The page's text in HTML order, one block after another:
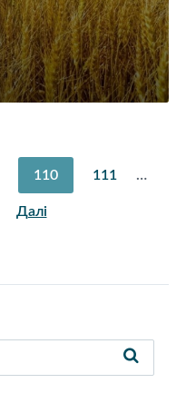
110 111 …
Далі